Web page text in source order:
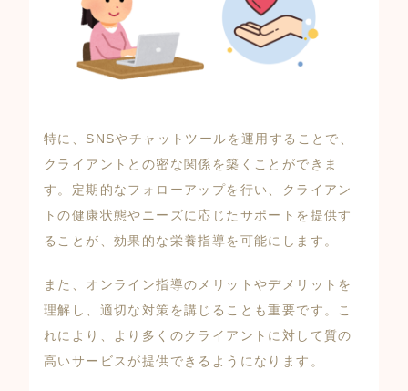
特に、SNSやチャットツールを運用することで、
クライアントとの密な関係を築くことができま
す。定期的なフォローアップを行い、クライアン
トの健康状態やニーズに応じたサポートを提供す
ることが、効果的な栄養指導を可能にします。
また、オンライン指導のメリットやデメリットを
理解し、適切な対策を講じることも重要です。こ
れにより、より多くのクライアントに対して質の
高いサービスが提供できるようになります。